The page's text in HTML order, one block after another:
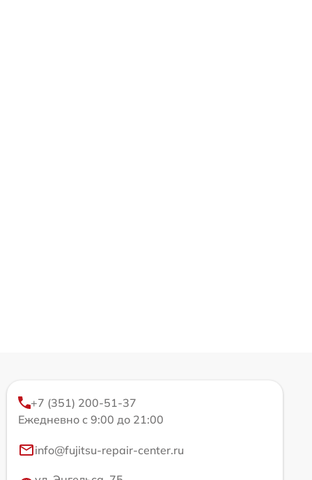
+7 (351) 200-51-37
Ежедневно с 9:00 до 21:00
info@fujitsu-repair-center.ru